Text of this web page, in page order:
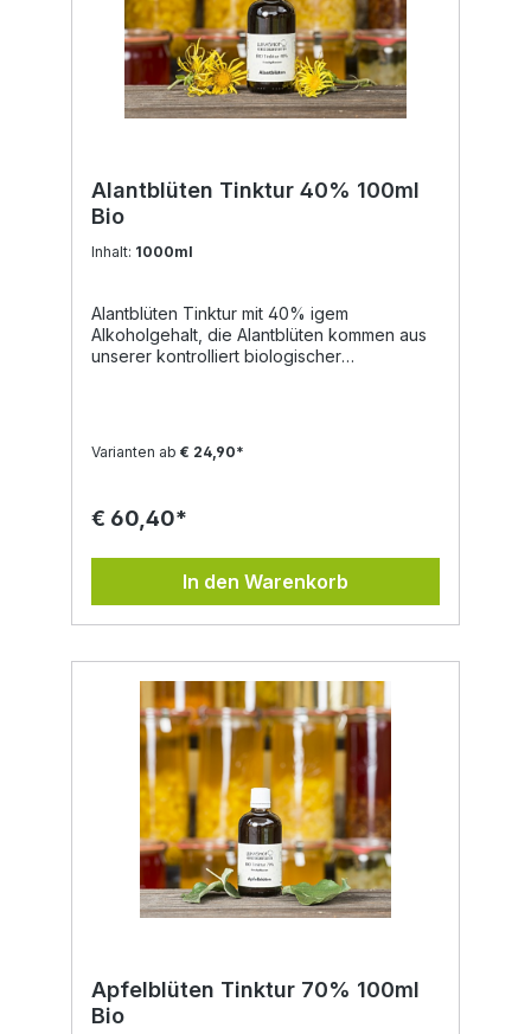
Alantblüten Tinktur 40% 100ml
Bio
Inhalt: 1000ml
Alantblüten Tinktur mit 40% igem
Alkoholgehalt, die Alantblüten kommen aus
unserer kontrolliert biologischer
ein qualitativer Rohstoff. aus kotrolliert
Alantblüten aus unserer kontrolliert
Varianten ab € 24,90*
€ 60,40*
In den Warenkorb
Apfelblüten Tinktur 70% 100ml
Bio